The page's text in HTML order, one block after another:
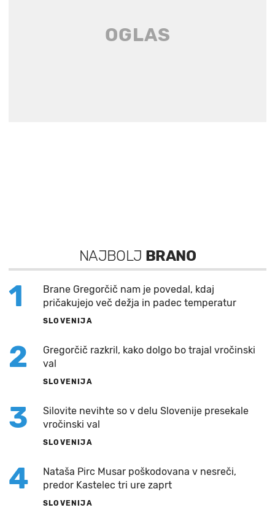
NAJBOLJ BRANO
1
Brane Gregorčič nam je povedal, kdaj
pričakujejo več dežja in padec temperatur
SLOVENIJA
2
Gregorčič razkril, kako dolgo bo trajal vročinski
val
SLOVENIJA
3
Silovite nevihte so v delu Slovenije presekale
vročinski val
SLOVENIJA
4
Nataša Pirc Musar poškodovana v nesreči,
predor Kastelec tri ure zaprt
SLOVENIJA